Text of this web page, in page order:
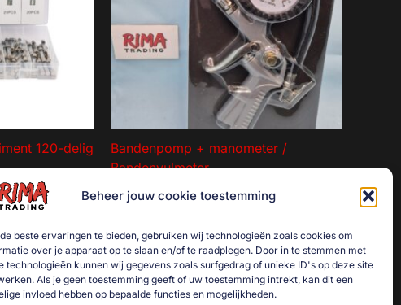
Beheer jouw cookie toestemming
beste ervaringen te bieden, gebruiken wij technologieën zoals cookies om
over je apparaat op te slaan en/of te raadplegen. Door in te stemmen met
technologieën kunnen wij gegevens zoals surfgedrag of unieke ID's op deze site
Als je geen toestemming geeft of uw toestemming intrekt, kan dit een
invloed hebben op bepaalde functies en mogelijkheden.
120-delig
Bandenpomp + manometer /
Bandenvulmeter
€14,00
Toevoegen aan winkelwagen